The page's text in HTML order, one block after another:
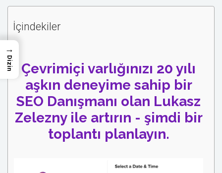
İçindekiler
Çevrimiçi varlığınızı 20 yılı
aşkın deneyime sahip bir
SEO Danışmanı olan Lukasz
Zelezny ile artırın - şimdi bir
toplantı planlayın.
→
Dizin